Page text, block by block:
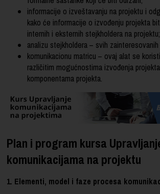
informacije o izveštavanju na projektu i
kako će informacije o izvođenju projekta
internih i eksternih stejkholdera na projektu;
analizu stejkholdera – svih zainteresovanih
komunikacionu matricu – ovaj alat se
različitim mogućnostima izvođenja
komponentama projekta.
Plan i program kursa
komunikacijama na projektu
1. Elementi, model i faze procesa